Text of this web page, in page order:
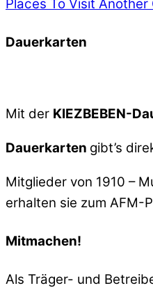
Places To Visit Another
Dauerkarten
Mit der KIEZBEBEN-
Dauerkarten gibt’s
Mitglieder von 1910 –
erhalten sie zum AFM-
Mitmachen!
Als Träger- und